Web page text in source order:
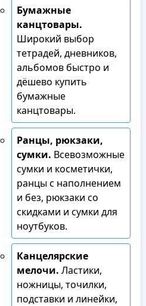
Бумажные
канцтовары.
Широкий выбор
тетрадей, дневников,
альбомов быстро и
дёшево купить
бумажные
канцтовары.
Ранцы, рюкзаки,
сумки. Всевозможные
сумки и косметички,
ранцы с наполнением
и без, рюкзаки со
скидками и сумки для
ноутбуков.
Канцелярские
мелочи. Ластики,
ножницы, точилки,
подставки и линейки,